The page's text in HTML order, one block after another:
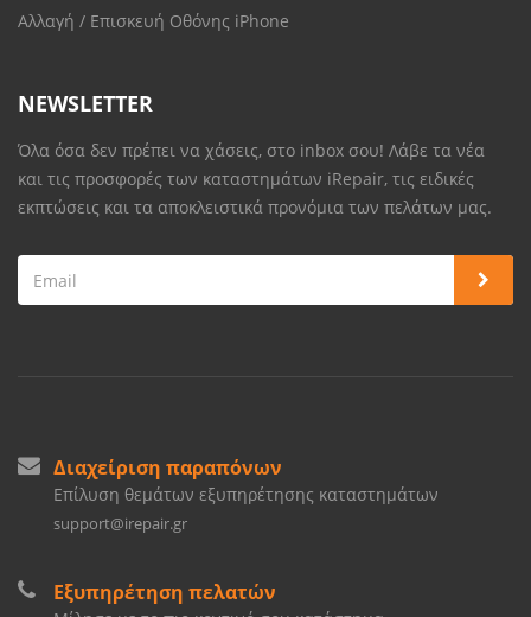
Αλλαγή / Επισκευή Οθόνης iPhone
NEWSLETTER
Όλα όσα δεν πρέπει να χάσεις, στο inbox σου! Λάβε τα νέα
και τις προσφορές των καταστημάτων iRepair, τις ειδικές
εκπτώσεις και τα αποκλειστικά προνόμια των πελάτων μας.
Διαχείριση παραπόνων
Επίλυση θεμάτων εξυπηρέτησης καταστημάτων
support@irepair.gr
Εξυπηρέτηση πελατών